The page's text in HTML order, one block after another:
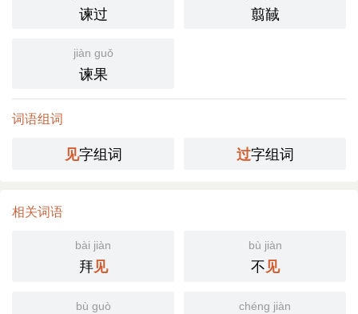
谏过 翦馘
jiàn guǒ
谏果
词语组词
见字组词 过字组词
相关词语
bài jiàn
拜见
bù jiàn
不见
bù guò chéng jiàn